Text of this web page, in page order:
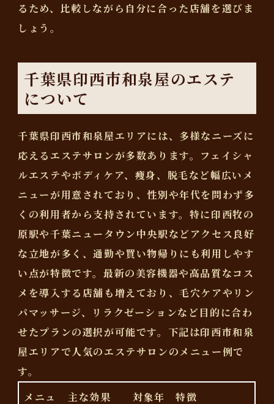
るため、比較しながら自分に合った店舗を選びま
しょう。
千葉県印西市和泉屋のエステ
について
千葉県印西市和泉屋エリアには、多様なニーズに
応えるエステサロンが多数あります。フェイシャ
ルエステやボディケア、痩身、脱毛など幅広いメ
ニューが用意されており、性別や年代を問わず多
くの利用者から支持されています。特に印西牧の
原駅や千葉ニュータウン中央駅などアクセス良好
な立地が多く、通勤や買い物帰りにも利用しやす
い点が特徴です。最新の美容機器や高品質なコス
メを導入する店舗も増えており、毛穴ケアやリン
パマッサージ、リラクゼーションなど目的に合わ
せたプランの選択が可能です。下記は印西市和泉
屋エリアで人気のエステサロンのメニュー例で
す。
メニュ
主な効果 対象年 特徴